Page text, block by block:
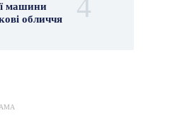
машини
обличчя